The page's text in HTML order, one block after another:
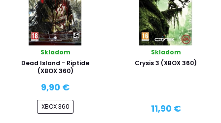
Skladom
Dead Island - Riptide
(XBOX 360)
9,90 €
XBOX 360
Skladom
Crysis 3 (XBOX 360)
11,90 €